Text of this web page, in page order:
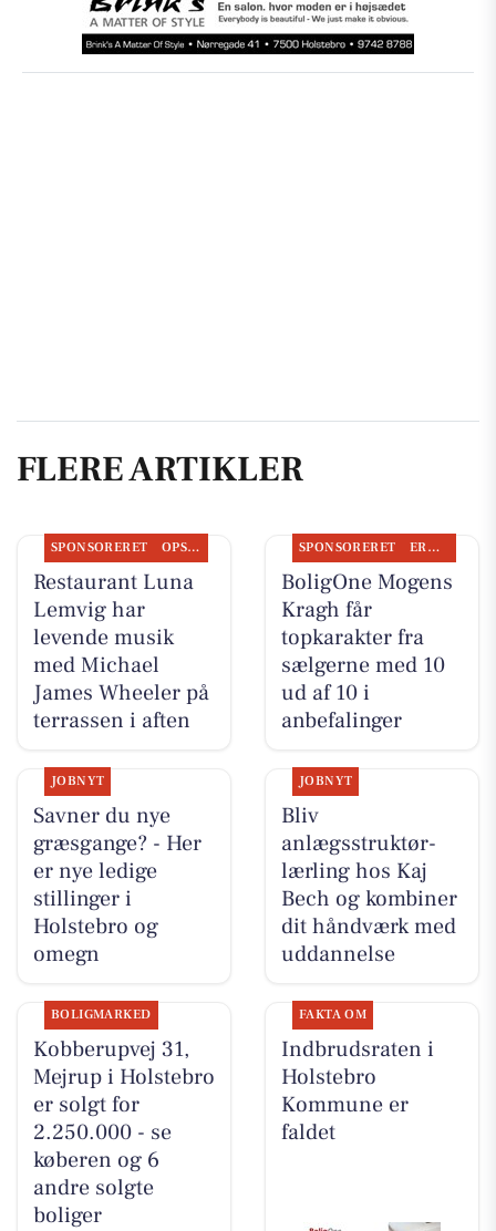
FLERE ARTIKLER
SPONSORERET OPSLAGSTAVLEN
Restaurant Luna
Lemvig har
levende musik
med Michael
James Wheeler på
terrassen i aften
SPONSORERET ERHVERV
BoligOne Mogens
Kragh får
topkarakter fra
sælgerne med 10
ud af 10 i
anbefalinger
JOBNYT
Savner du nye
græsgange? - Her
er nye ledige
stillinger i
Holstebro og
omegn
JOBNYT
Bliv
anlægsstruktør-
lærling hos Kaj
Bech og kombiner
dit håndværk med
uddannelse
BOLIGMARKED
Kobberupvej 31,
Mejrup i Holstebro
er solgt for
2.250.000 - se
køberen og 6
andre solgte
boliger
FAKTA OM
Indbrudsraten i
Holstebro
Kommune er
faldet